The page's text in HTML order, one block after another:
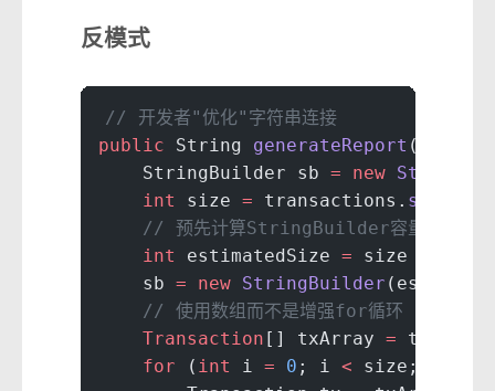
反模式
// 开发者"优化"字符串连接
public String generateReport (List
    StringBuilder sb
= new
    int
size = transactions. size
// 预先计算StringBuilder容量以避免调
    int
estimatedSize = size
    sb
= new StringBuilder
// 使用数组而不是增强for循环（据说更快
    Transaction
[] txArray =
    for
( int i = 0 ; i < size; i